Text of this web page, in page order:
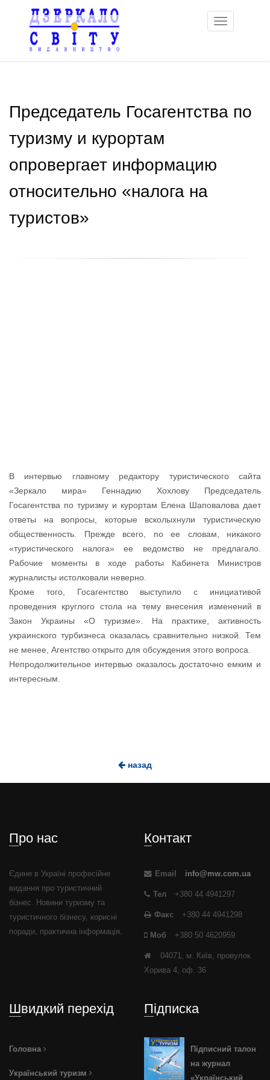
Toggle
navigation
Председатель Госагентства по
туризму и курортам
опровергает информацию
относительно «налога на
туристов»
В интервью главному редактору туристического сайта
«Зеркало мира» Геннадию Хохлову Председатель
Госагентства по туризму и курортам Елена Шаповалова дает
ответы на вопросы, которые всколыхнули туристическую
общественность. Прежде всего, по ее словам, никакого
«туристического налога» ее ведомство не предлагало.
Рабочие моменты в ходе работы Кабинета Министров
журналисты истолковали неверно.
Кроме того, Госагентство выступило с инициативой
проведения круглого стола на тему внесения изменений в
Закон Украины «О туризме». На практике, активность
украинского турбизнеса оказалась сравнительно низкой. Тем
не менее, Агентство открыто для обсуждения этого вопроса.
Непродолжительное интервью оказалось достаточно емким и
интересным.
назад
Про нас
Єдине в Україні професійне
видання про туристичний
бізнес. Новини туризму та
туристичного бізнесу, корисні
поради, практична інформація.
Контакт
Email info@mw.com.ua
Тел +380 44 4941297
Факс +380 44 4941298
Моб +380 50 4620959
04071, м. Київ, провулок
Хорива 4, оф. 36
Швидкий перехід
Головна
Український туризм
Підписка
Підписний талон
на журнал
«Український